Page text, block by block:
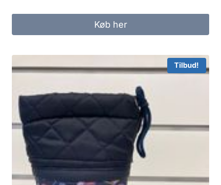
Køb her
Tilbud!